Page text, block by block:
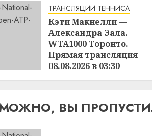
ТРАНСЛЯЦИИ ТЕННИСА
Кэти Макнелли —
Александра Эала.
WTA1000 Торонто.
Прямая трансляция
08.08.2026 в 03:30
16:49 07.08.2026
ВЫ